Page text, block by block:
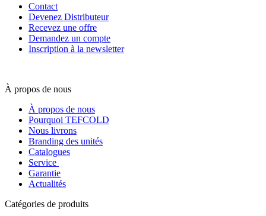
Contact
Devenez Distributeur
Recevez une offre
Demandez un compte
Inscription à la newsletter
À propos de nous
À propos de nous
Pourquoi TEFCOLD
Nous livrons
Branding des unités
Catalogues
Service
Garantie
Actualités
Catégories de produits